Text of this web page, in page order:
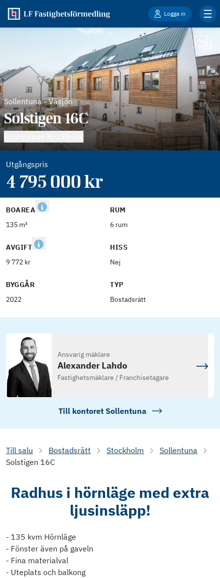
Logga in
Sollentuna-Väsjön
Solstigen 16C
Utgångspris
4 795 000kr
BOAREA
135 m²
RUM
6 rum
AVGIFT
9 772 kr
HISS
Nej
BYGGÅR
2022
TYP
Bostadsrätt
Ansvarig mäklare
Alexander Lahdo
Fastighetsmäklare / Franchisetagare
Till kontoret Sollentuna
Till salu Bostadsrätt Stockholm
Sollentuna
Solstigen 16C
Radhus i hörnläge med extra
ljusinsläpp!
- 135 kvm Hörnläge
- Fönster även på gaveln
- Fina materialval
- Uteplats och balkong